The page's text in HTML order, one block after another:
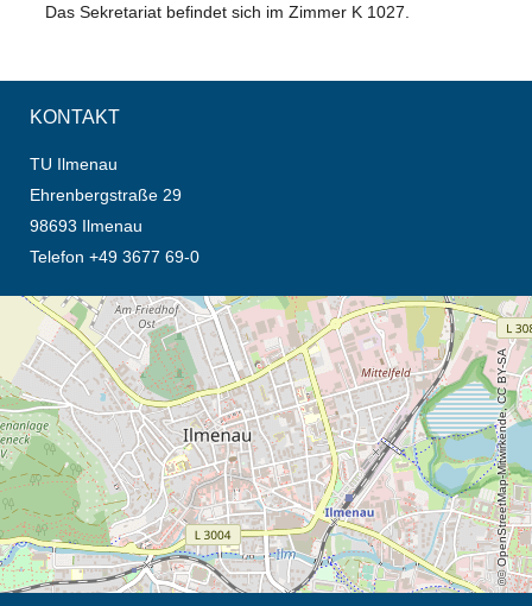
Das Sekretariat befindet sich im Zimmer K 1027.
KONTAKT
TU Ilmenau
Ehrenbergstraße 29
98693 Ilmenau
Telefon +49 3677 69-0
Öffnet die Anfahrtsbeschreibung in neuem Tab (Karte)
© OpenStreetMap-Mitwirkende, CC BY-SA